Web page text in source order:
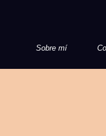
Sobre mí